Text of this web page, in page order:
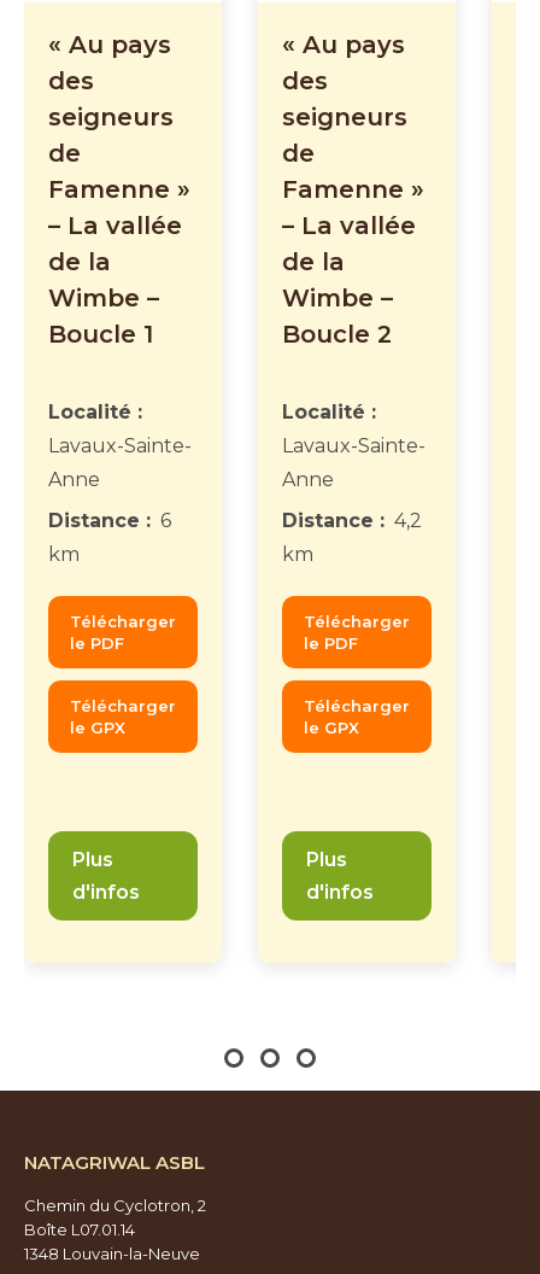
« Au pays
des
seigneurs
de
Famenne »
– La vallée
de la
Wimbe –
Boucle 1
Localité :
Lavaux-Sainte-
Anne
Distance : 6
km
Télécharger
le PDF
Télécharger
le GPX
Plus
d'infos
« Au pays
des
seigneurs
de
Famenne »
– La vallée
de la
Wimbe –
Boucle 2
Localité :
Lavaux-Sainte-
Anne
Distance : 4,2
km
Télécharger
le PDF
Télécharger
le GPX
Plus
d'infos
NATAGRIWAL ASBL
Chemin du Cyclotron, 2
Boîte L07.01.14
1348 Louvain-la-Neuve